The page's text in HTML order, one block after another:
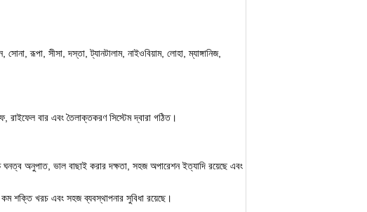
সোনা, রূপা, সীসা, দস্তা, ট্যানটালাম, নাইওবিয়াম, লোহা, ম্যাঙ্গানিজ,
রাইফেল বার এবং তৈলাক্তকরণ সিস্টেম দ্বারা গঠিত।
ঘনত্ব অনুপাত, ভাল বাছাই করার দক্ষতা, সহজ অপারেশন ইত্যাদি রয়েছে এবং
শক্তি খরচ এবং সহজ ব্যবস্থাপনার সুবিধা রয়েছে।